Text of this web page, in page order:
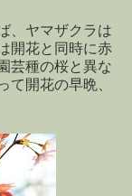
、ヤマザクラは
開花と同時に赤
芸種の桜と異な
て開花の早晩、